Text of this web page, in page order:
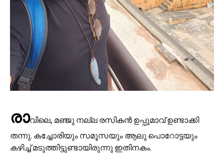
രാവിലെ, മഞ്ജു നല്ല രസികൻ ഉപ്പുമാവ് ഉണ്ടാക്കി
തന്നു. കച്ചോരിയും സമൂസയും ആലു പൊറോട്ടയും
കഴിച്ച് മടുത്തിട്ടുണ്ടായിരുന്നു ഇതിനകം.